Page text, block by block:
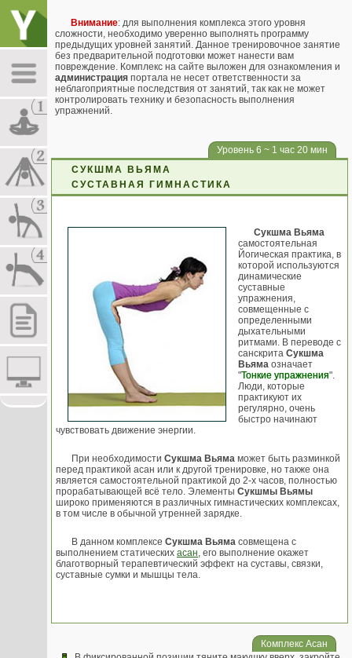
Внимание: для выполнения комплекса этого уровня
сложности, необходимо уверенно выполнять программу
предыдущих уровней занятий. Данное тренировочное занятие
без предварительной подготовки может нанести вам
повреждение. Комплекс на сайте выложен для ознакомления и
администрация портала не несет ответственности за
неблагоприятные последствия от занятий, так как не может
контролировать технику и безопасность выполнения
упражнений.
Уровень 6 ~ 1 час 20 мин
СУКШМА ВЬЯМА
СУСТАВНАЯ ГИМНАСТИКА
Сукшма Вьяма
самостоятельная
Йогическая практика, в
которой используются
динамические
суставные
упражнения,
совмещенные с
определенными
дыхательными
ритмами. В переводе с
санскрита Сукшма
Вьяма означает
"Тонкие упражнения".
Люди, которые
практикуют их
регулярно, очень
быстро начинают
чувствовать движение энергии.
При необходимости Сукшма Вьяма может быть разминкой
перед практикой асан или к другой тренировке, но также она
является самостоятельной практикой до 2-х часов, полностью
прорабатывающей всё тело. Элементы Сукшмы Вьямы
широко применяются в различных гимнастических комплексах,
в том числе в обычной утренней зарядке.
В данном комплексе Сукшма Вьяма совмещена с
выполнением статических асан, его выполнение окажет
благотворный терапевтический эффект на суставы, связки,
суставные сумки и мышцы тела.
Комплекс Асан